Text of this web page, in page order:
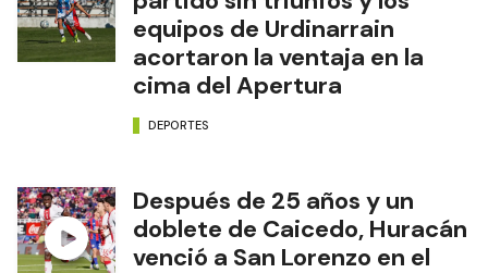
equipos de Urdinarrain
acortaron la ventaja en la
cima del Apertura
DEPORTES
Después de 25 años y un
doblete de Caicedo, Huracán
venció a San Lorenzo en el